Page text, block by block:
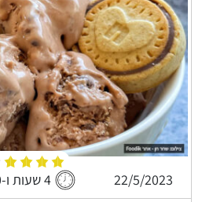
22/5/2023 4 שעות ו-10 דקות